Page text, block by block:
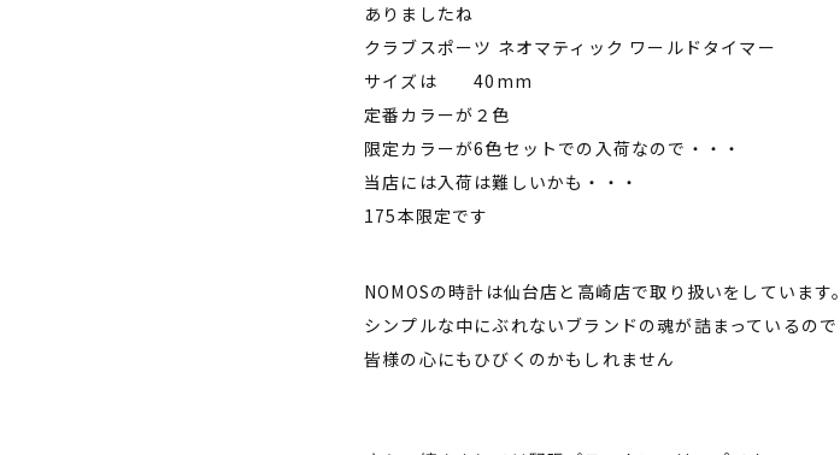
ありましたね
クラブスポーツ ネオマティック ワールドタイマー
サイズは 40mm
定番カラーが２色
限定カラーが6色セットでの入荷なので・・・
当店には入荷は難しいかも・・・
175本限定です
NOMOSの時計は仙台店と高崎店で取り扱いをしています。
シンプルな中にぶれないブランドの魂が詰まっているので
皆様の心にもひびくのかもしれません